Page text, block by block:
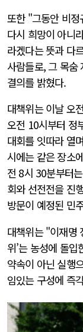
또한 "그동안 비정
다시 희망이 아니
라겠다는 뜻과 다
사람들로, 그 목숨
결의를 밝혔다.
대책위는 이날 오
오전 10시부터 정
대회를 잇따라 열
시에는 같은 장소
전 8시 30분부터
회와 선전전을 진
방문이 예정된 민
대책위는 "이재명
위’는 농성에 돌
약속이 아닌 실행
임있는 구성에 즉